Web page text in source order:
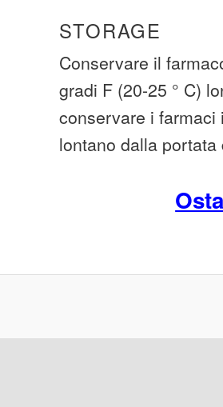
STORAGE
Conservare il
gradi F (20-25 ° C)
conservare i
lontano dalla